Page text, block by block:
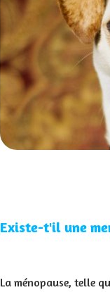
Existe-t'il une
La ménopause, telle